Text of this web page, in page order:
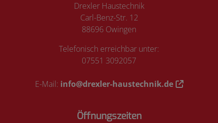
Drexler Haustechnik
Carl-Benz-Str. 12
88696 Owingen
Telefonisch erreichbar unter:
07551 3092057
E-Mail: info@drexler-haustechnik.de
Öffnungszeiten